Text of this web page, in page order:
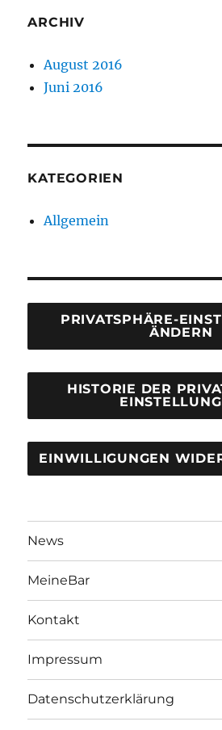
ARCHIV
August 2016
Juni 2016
KATEGORIEN
Allgemein
PRIVATSPHÄRE-
ÄNDERN
HISTORIE DER
EINWILLIGUNGEN
News
MeineBar
Kontakt
Impressum
Datenschutzerklärung